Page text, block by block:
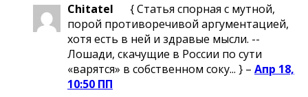
Chitatel
{ Статья спорная с мутной,
порой противоречивой аргументацией,
хотя есть в ней и здравые мысли. --
Лошади, скачущие в России по сути
«варятся» в собственном соку... } – Апр 18,
10:50 ПП